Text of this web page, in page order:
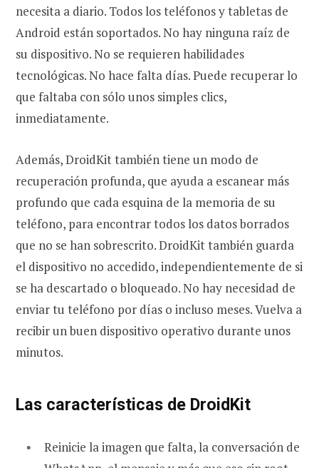
necesita a diario. Todos los teléfonos y tabletas de
Android están soportados. No hay ninguna raíz de
su dispositivo. No se requieren habilidades
tecnológicas. No hace falta días. Puede recuperar lo
que faltaba con sólo unos simples clics,
inmediatamente.
Además, DroidKit también tiene un modo de
recuperación profunda, que ayuda a escanear más
profundo que cada esquina de la memoria de su
teléfono, para encontrar todos los datos borrados
que no se han sobrescrito. DroidKit también guarda
el dispositivo no accedido, independientemente de si
se ha descartado o bloqueado. No hay necesidad de
enviar tu teléfono por días o incluso meses. Vuelva a
recibir un buen dispositivo operativo durante unos
minutos.
Las características de DroidKit
Reinicie la imagen que falta, la conversación de